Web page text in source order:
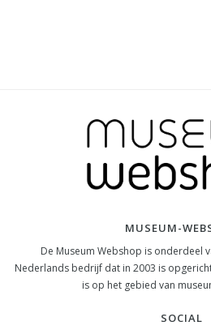
MUSEUM-
De Museum Webshop is onderdeel
Nederlands bedrijf dat in 2003 is
is op het gebied van
SOCIAL